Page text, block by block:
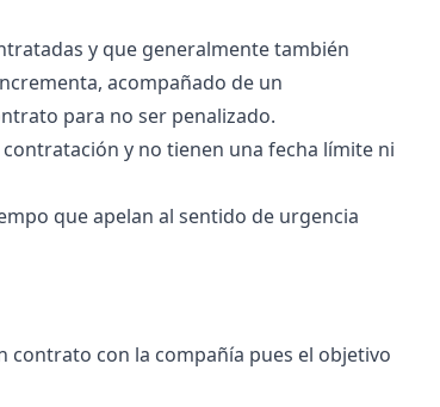
y que generalmente también
acompañado de un
para no ser penalizado.
y no tienen una fecha límite ni
que apelan al sentido de urgencia
con la compañía pues el objetivo